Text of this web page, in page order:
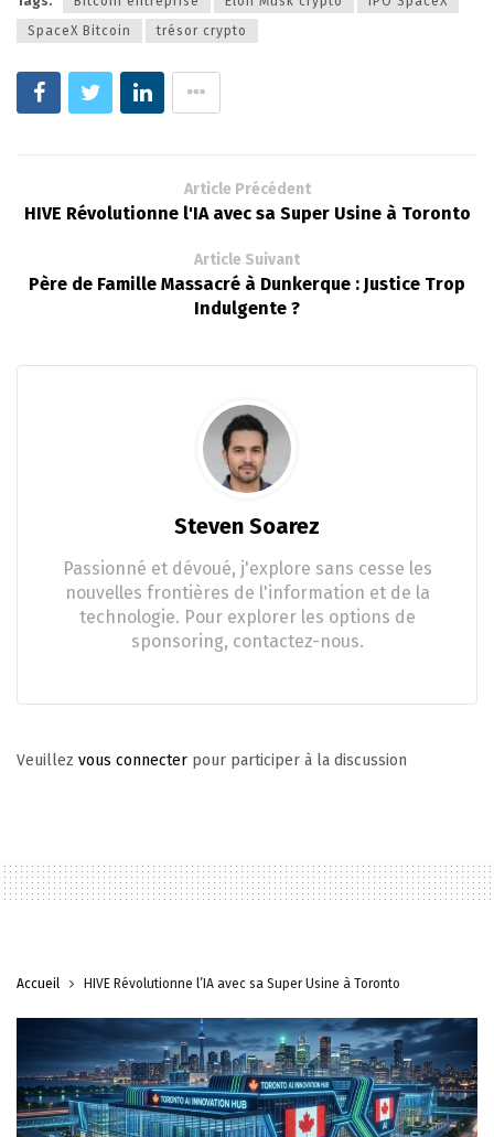
SpaceX Bitcoin
trésor crypto
Article Précédent
HIVE Révolutionne l'IA avec sa Super Usine à Toronto
Article Suivant
Père de Famille Massacré à Dunkerque : Justice Trop
Indulgente ?
Steven Soarez
Passionné et dévoué, j'explore sans cesse les
nouvelles frontières de l'information et de la
technologie. Pour explorer les options de
sponsoring, contactez-nous.
Veuillez vous connecter pour participer à la discussion
Accueil HIVE Révolutionne l’IA avec sa Super Usine à Toronto